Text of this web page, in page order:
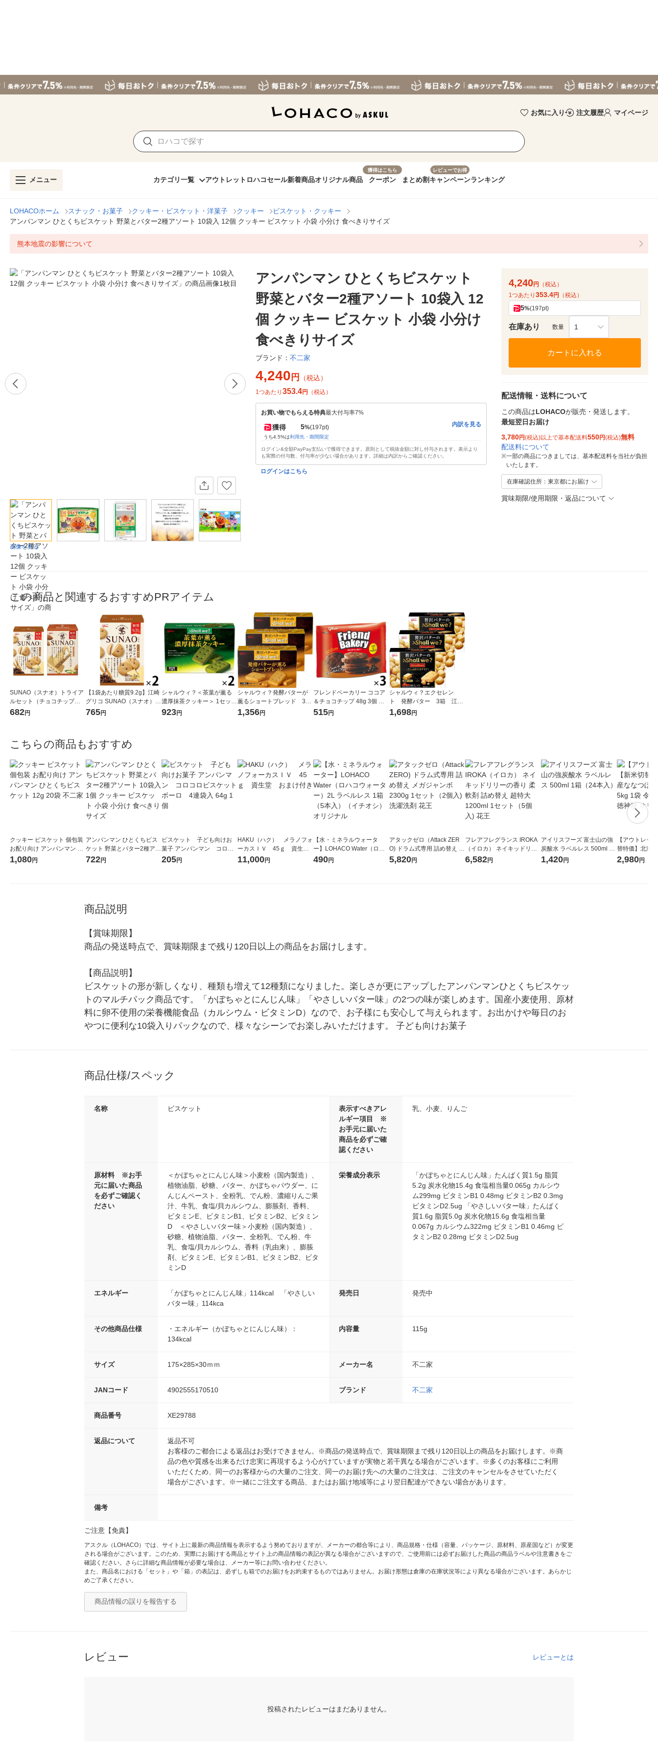
お気に入り 注文履歴 マイページ
メニュー カテゴリ一覧 アウトレット ロハコセール新着商品オリジナル商品
獲得はこちら
クーポン まとめ割
レビューでお得
キャンペーンランキング
LOHACOホーム スナック・お菓子 クッキー・ビスケット・洋菓子 クッキー
ビスケット・クッキー
アンパンマン ひとくちビスケット 野菜とバター2種アソート 10袋入 12個 クッキー ビスケット 小袋 小分け 食べきりサイズ
熊本地震の影響について
画像を見る
アンパンマン ひとくちビスケット
野菜とバター2種アソート 10袋入 12
個 クッキー ビスケット 小袋 小分け
食べきりサイズ
ブランド： 不二家
4,240 円 （税込）
1つあたり 353.4円 （税込）
お買い物でもらえる特典最大付与率7%
獲得 5%(197pt)
うち4.5%は利用先・期間限定
内訳を見る
ログイン&全額PayPay支払いで獲得できます。原則として税抜金額に対し付与されます。表示より
も実際の付与数、付与率が少ない場合があります。詳細は内訳からご確認ください。
ログインはこちら
4,240円
（税込）
1つあたり 353.4円 （税込）
5%(197pt)
在庫あり 数量 1
カートに入れる
配送情報・送料について
この商品はLOHACOが販売・発送します。
最短翌日お届け
3,780円(税込)以上で基本配送料550円(税込)無料
配送料について
※一部の商品につきましては、基本配送料を当社が負担
いたします。
在庫確認住所：東京都にお届け
賞味期限/使用期限・返品について
この商品と関連するおすすめPRアイテム
SUNAO（スナオ）トライア
ルセット（チョコチップ、
アーモンド＆バニラ クリー
682円
【1袋あたり糖質9.2g】江崎
グリコ SUNAO（スナオ）ビ
スケット＜チョコチップ＆
765円
シャルウィ？＜茶葉が薫る
濃厚抹茶クッキー＞ 1セット
（1個×2） 江崎グリコ ビス
923円
シャルウィ？発酵バターが
薫るショートブレッド 3
箱 江崎グリコ クッキ
1,356円
フレンドベーカリー ココア
＆チョコチップ 48g 3個 江
崎グリコ クッキー
515円
シャルウィ？エクセレン
ト 発酵バター 3箱 江崎
グリコ クッキー ビスケ
1,698円
こちらの商品もおすすめ
クッキー ビスケット 個包装
お配り向け アンパンマン ひ
とくちビスケット 12g 20袋
1,080円
アンパンマン ひとくちビス
ケット 野菜とバター2種アソ
ート 10袋入 1個 クッキー ビ
722円
ビスケット 子ども向けお
菓子 アンパンマン コロコ
ロビスケットボーロ 4連袋
205円
HAKU（ハク） メラノフォ
ーカスＩＶ 45ｇ 資生
堂 おまけ付き
11,000円
【水・ミネラルウォータ
ー】LOHACO Water（ロハ
コウォーター）2L ラベルレ
490円
アタックゼロ（Attack ZER
O) ドラム式専用 詰め替え メ
ガジャンボ 2300g 1セット
5,820円
フレアフレグランス IROKA
（イロカ） ネイキッドリリ
ーの香り 柔軟剤 詰め替え 超
6,582円
アイリスフーズ 富士山の強
炭酸水 ラベルレス 500ml 1
箱（24本入）
1,420円
【アウトレッ
替特価】北海
し 無洗米 5kg
2,980円
商品説明
【賞味期限】
商品の発送時点で、賞味期限まで残り120日以上の商品をお届けします。
【商品説明】
ビスケットの形が新しくなり、種類も増えて12種類になりました。楽しさが更にアップしたアンパンマンひとくちビスケッ
トのマルチパック商品です。「かぼちゃとにんじん味」「やさしいバター味」の2つの味が楽しめます。国産小麦使用、原材
料に卵不使用の栄養機能食品（カルシウム・ビタミンD）なので、お子様にも安心して与えられます。お出かけや毎日のお
やつに便利な10袋入りパックなので、様々なシーンでお楽しみいただけます。 子ども向けお菓子
商品仕様/スペック
名称 ビスケット
表示すべきアレ
ルギー項目 ※
お手元に届いた
商品を必ずご確
認ください
乳、小麦、りんご
原材料 ※お手
元に届いた商品
を必ずご確認く
ださい
＜かぼちゃとにんじん味＞小麦粉（国内製造）、
植物油脂、砂糖、バター、かぼちゃパウダー、に
んじんペースト、全粉乳、でん粉、濃縮りんご果
汁、牛乳、食塩/貝カルシウム、膨脹剤、香料、
ビタミンE、ビタミンB1、ビタミンB2、ビタミン
D ＜やさしいバター味＞小麦粉（国内製造）、
砂糖、植物油脂、バター、全粉乳、でん粉、牛
乳、食塩/貝カルシウム、香料（乳由来）、膨脹
剤、ビタミンE、ビタミンB1、ビタミンB2、ビタ
ミンD
栄養成分表示
「かぼちゃとにんじん味」たんぱく質1.5g 脂質
5.2g 炭水化物15.4g 食塩相当量0.065g カルシウ
ム299mg ビタミンB1 0.48mg ビタミンB2 0.3mg
ビタミンD2.5ug 「やさしいバター味」たんぱく
質1.6g 脂質5.0g 炭水化物15.6g 食塩相当量
0.067g カルシウム322mg ビタミンB1 0.46mg ビ
タミンB2 0.28mg ビタミンD2.5ug
エネルギー
「かぼちゃとにんじん味」114kcal 「やさしい
バター味」114kca
発売日 発売中
その他商品仕様
・エネルギー（かぼちゃとにんじん味）：
134kcal
内容量 115g
サイズ 175×285×30ｍｍ メーカー名 不二家
JANコード 4902555170510 ブランド 不二家
商品番号 XE29788
返品について
返品不可
お客様のご都合による返品はお受けできません。※商品の発送時点で、賞味期限まで残り120日以上の商品をお届けします。※商
品の色や質感を出来るだけ忠実に再現するよう心がけていますが実物と若干異なる場合がございます。※多くのお客様にご利用
いただくため、同一のお客様からの大量のご注文、同一のお届け先への大量のご注文は、ご注文のキャンセルをさせていただく
場合がございます。※一緒にご注文する商品、またはお届け地域等により翌日配達ができない場合があります。
備考
ご注意【免責】
アスクル（LOHACO）では、サイト上に最新の商品情報を表示するよう努めておりますが、メーカーの都合等により、商品規格・仕様（容量、パッケージ、原材料、原産国など）が変更
される場合がございます。このため、実際にお届けする商品とサイト上の商品情報の表記が異なる場合がございますので、ご使用前には必ずお届けした商品の商品ラベルや注意書きをご
確認ください。さらに詳細な商品情報が必要な場合は、メーカー等にお問い合わせください。
また、商品名における「セット」や「箱」の表記は、必ずしも箱でのお届けをお約束するものではありません。お届け形態は倉庫の在庫状況等により異なる場合がございます。あらかじ
めご了承ください。
商品情報の誤りを報告する
レビュー レビューとは
投稿されたレビューはまだありません。